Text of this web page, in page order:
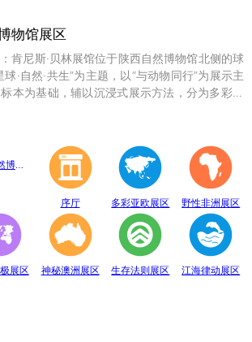
物馆展区
·自然·共生”为主题，以“与动物同行”为展示主
本为基础，辅以沉浸式展示方法，分为多彩亚
洲、奇异北极、神秘澳洲、生存法则、江海律
通道、互动体验等10个展示体验区，共展出七
贝林自然博物馆山海经奇展区
序厅 多彩亚欧展区 野性非洲展区
展区 神秘澳洲展区 生存法则展区 江海律动展区